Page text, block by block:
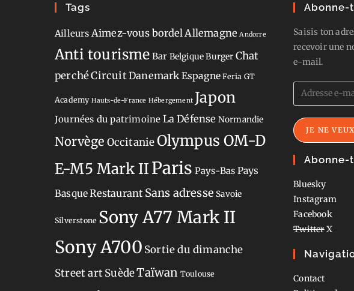
Tags
Ailleurs Aimez-vous bordel Allemagne Andorre
Anti tourisme Bar BelgiqueBurger Chat
perchéCircuitDanemark Espagne Feria GT
Academy Hauts-de-France Hébergement Japon
Journées du patrimoine La Défense Normandie
Norvège OccitanieOlympus OM-D
E-M5 Mark IIParis Pays-Bas Pays
BasqueRestaurant Sans adresse Savoie
Silverstone Sony A77 Mark II
Sony A700 Sortie du dimanche
Street artSuèdeTaïwan Toulouse
Abonne-
Saisis ton
recevoir une
e-mail.
Adresse
e-
mail
JE NE
Abonne-
Bluesky
Instagram
Facebook
TwitterX
Contact